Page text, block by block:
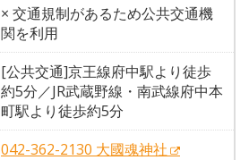
× 交通規制があるため公共交通機
関を利用
[公共交通]京王線府中駅より徒歩
約5分／JR武蔵野線・南武線府中本
町駅より徒歩約5分
042-362-2130 大國魂神社